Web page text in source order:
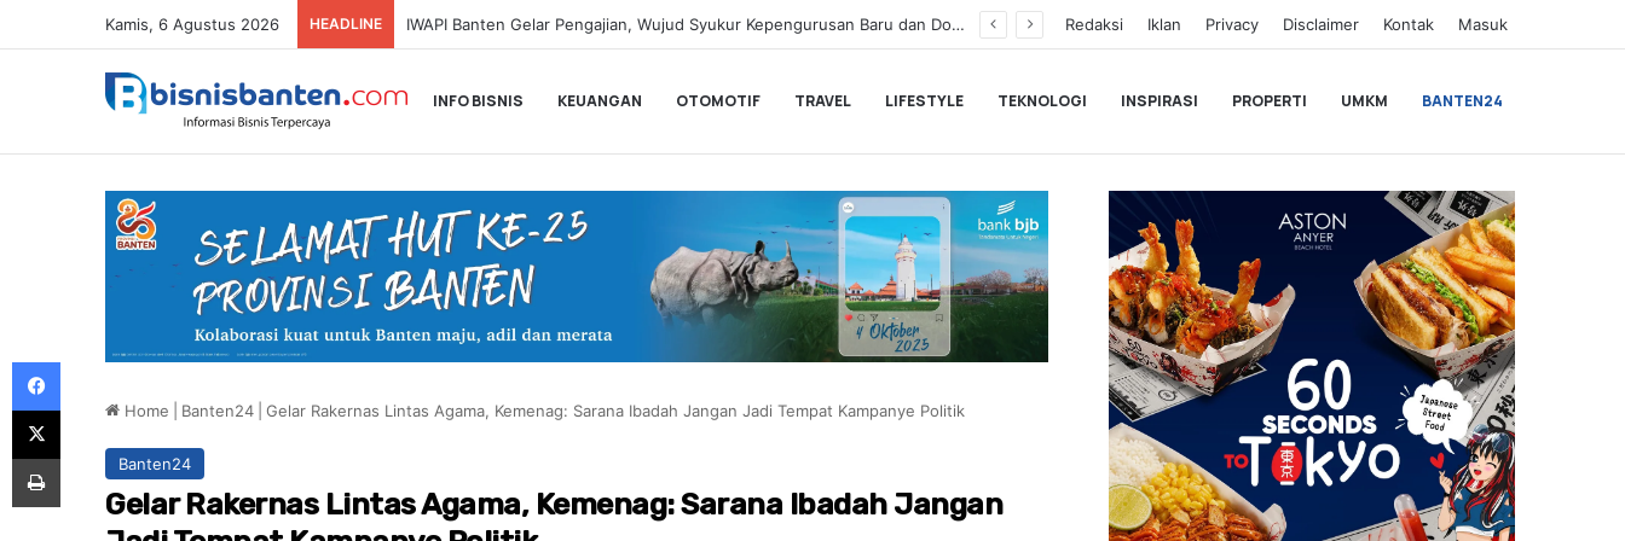
Kamis, 6 Agustus 2026 HEADLINE SMARTFREN Luncurkan Unlimited 5G Tanpa Batas di Semarang Redaksi Iklan Privacy Disclaimer Kontak Masuk
INFO BISNIS KEUANGAN OTOMOTIF TRAVEL LIFESTYLE TEKNOLOGI INSPIRASI PROPERTI UMKM BANTEN24
Home Banten24 Gelar Rakernas Lintas Agama, Kemenag: Sarana Ibadah Jangan Jadi Tempat Kampanye Politik
Banten24
Gelar Rakernas Lintas Agama, Kemenag: Sarana Ibadah Jangan
Facebook